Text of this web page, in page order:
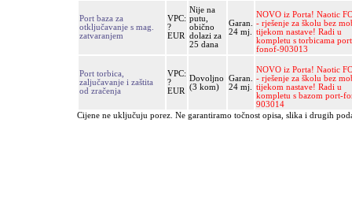
Port baza za
otključavanje s mag.
zatvaranjem
VPC:
?
EUR
Nije na
putu,
obično
dolazi za
25 dana
Garan.
24 mj.
NOVO iz Porta! Naotic
- rješenje za školu bez
tijekom nastave! Radi u
kompletu s torbicama
fonof-903013
Port torbica,
zaljučavanje i zaštita
od zračenja
VPC:
?
EUR
Dovoljno
(3 kom)
Garan.
24 mj.
NOVO iz Porta! Naotic
- rješenje za školu bez
tijekom nastave! Radi u
kompletu s bazom port-
903014
Cijene ne uključuju porez. Ne garantiramo točnost opisa, slika i drugih